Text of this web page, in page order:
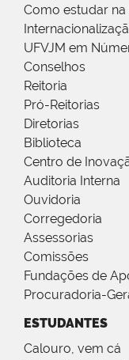
Como estudar na
UFVJM em
Conselhos
Reitoria
Pró-Reitorias
Diretorias
Biblioteca
Centro de
Auditoria Interna
Ouvidoria
Corregedoria
Assessorias
Comissões
Fundações de
Procuradoria-
ESTUDANTES
Calouro, vem cá